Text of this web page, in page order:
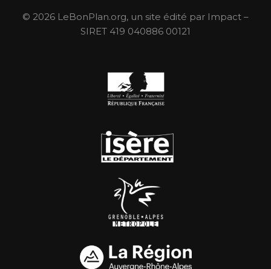
© 2026 LeBonPlan.org, un site édité par Impact –
SIRET 419 040886 00121